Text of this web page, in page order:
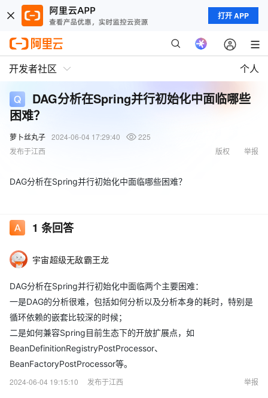
打开 APP
开发者社区 个人
DAG分析在Spring并行初始化中面临哪些
困难？
萝卜丝丸子 2024-06-04 17:29:40
225
发布于江西
举报
版权
DAG分析在Spring并行初始化中面临哪些困难？
1 条回答
宇宙超级无敌霸王龙
DAG分析在Spring并行初始化中面临两个主要困难：
一是DAG的分析很难，包括如何分析以及分析本身的耗时，特别是
循环依赖的嵌套比较深的时候；
二是如何兼容Spring目前生态下的开放扩展点，如
BeanDefinitionRegistryPostProcessor、
BeanFactoryPostProcessor等。
2024-06-04 19:15:10
发布于江西 举报